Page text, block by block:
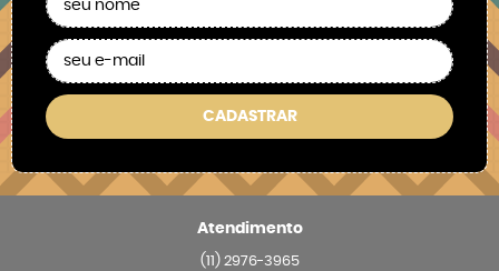
CADASTRAR
Atendimento
(11)2976-3965